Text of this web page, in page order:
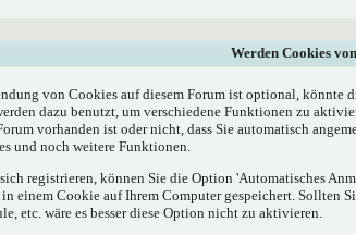
Werden Cookies
von Cookies auf diesem Forum ist optional, könnte
dazu benutzt, um verschiedene Funktionen zu
vorhanden ist oder nicht, dass Sie automatisch
und noch weitere Funktionen.
registrieren, können Sie die Option 'Automatisches
einem Cookie auf Ihrem Computer gespeichert. Sollten
etc. wäre es besser diese Option nicht zu aktivieren.